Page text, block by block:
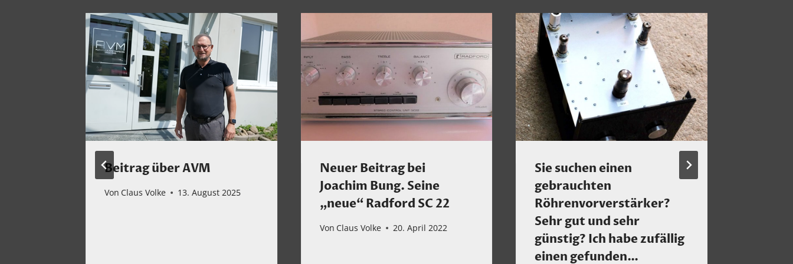
Beitrag über AVM
Von Claus Volke 13. August 2025
Neuer Beitrag bei
Joachim Bung. Seine
„neue“ Radford SC 22
Von Claus Volke 20. April 2022
Sie suchen einen
gebrauchten
Röhrenvorverstärker?
Sehr gut und sehr
günstig? Ich habe zufällig
einen gefunden…